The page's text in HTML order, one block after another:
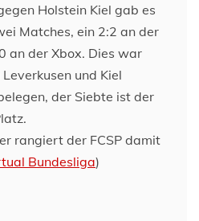
Holstein Kiel gab es
Matches, ein 2:2 an der
an der Xbox. Dies war
und Kiel
der Siebte ist der
rangiert der FCSP damit
Bundesliga)